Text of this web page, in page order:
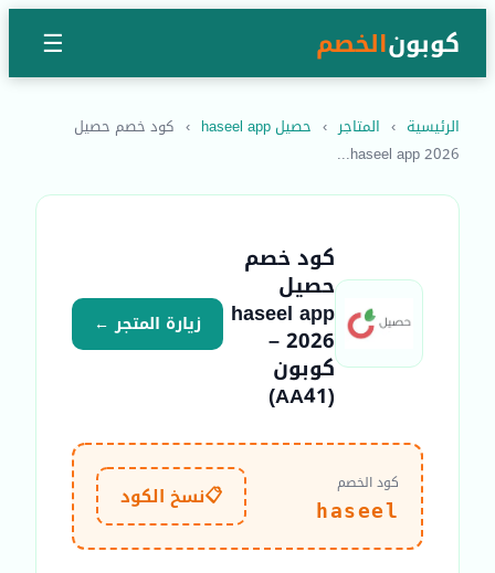
كوبونالخصم ☰
الرئيسية › المتاجر › حصيل haseel app › كود خصم حصيل
haseel app 2026...
كود خصم
حصيل
haseel app
2026 –
كوبون
(AA41)
زيارة المتجر ←
كود الخصم
haseel
📋نسخ الكود